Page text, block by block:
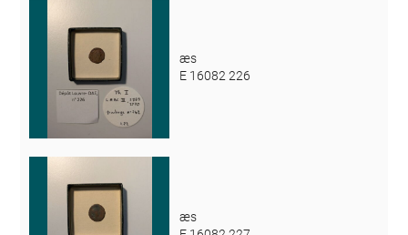
æs
E 16082 226
æs